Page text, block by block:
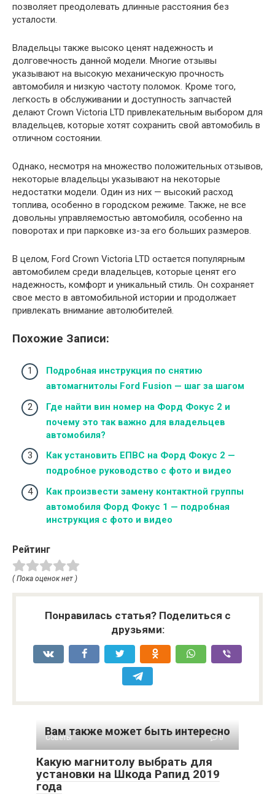
позволяет преодолевать длинные расстояния без
усталости.
Владельцы также высоко ценят надежность и
долговечность данной модели. Многие отзывы
указывают на высокую механическую прочность
автомобиля и низкую частоту поломок. Кроме того,
легкость в обслуживании и доступность запчастей
делают Crown Victoria LTD привлекательным выбором для
владельцев, которые хотят сохранить свой автомобиль в
отличном состоянии.
Однако, несмотря на множество положительных отзывов,
некоторые владельцы указывают на некоторые
недостатки модели. Один из них — высокий расход
топлива, особенно в городском режиме. Также, не все
довольны управляемостью автомобиля, особенно на
поворотах и при парковке из-за его больших размеров.
В целом, Ford Crown Victoria LTD остается популярным
автомобилем среди владельцев, которые ценят его
надежность, комфорт и уникальный стиль. Он сохраняет
свое место в автомобильной истории и продолжает
привлекать внимание автолюбителей.
Похожие Записи:
Подробная инструкция по снятию
автомагнитолы Ford Fusion — шаг за шагом
Где найти вин номер на Форд Фокус 2 и
почему это так важно для владельцев
автомобиля?
Как установить ЕПВС на Форд Фокус 2 —
подробное руководство с фото и видео
Как произвести замену контактной группы
автомобиля Форд Фокус 1 — подробная
инструкция с фото и видео
Рейтинг
( Пока оценок нет )
Понравилась статья? Поделиться с
друзьями:
Вам также может быть интересно
Советы 0
Какую магнитолу выбрать для
установки на Шкода Рапид 2019
года